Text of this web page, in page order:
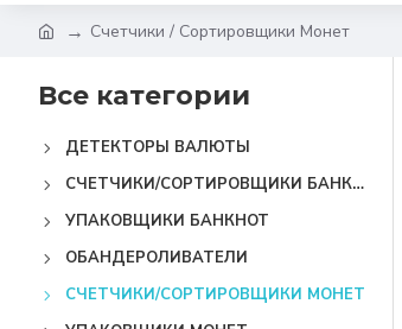
Счетчики / Сортировщики Монет
Все категории
ДЕТЕКТОРЫ ВАЛЮТЫ
СЧЕТЧИКИ/СОРТИРОВЩИКИ БАНКНОТ
УПАКОВЩИКИ БАНКНОТ
ОБАНДЕРОЛИВАТЕЛИ
СЧЕТЧИКИ/СОРТИРОВЩИКИ МОНЕТ